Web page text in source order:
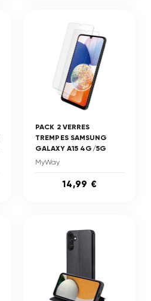
PACK 2 VERRES
TREMPES SAMSUNG
GALAXY A15 4G/5G
MyWay
14,99 €